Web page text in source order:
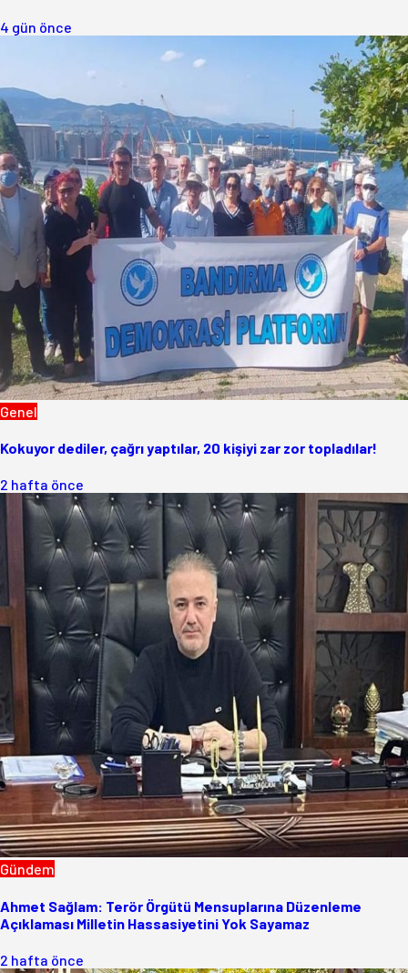
4 gün önce
Genel
Kokuyor dediler, çağrı yaptılar, 20 kişiyi zar zor topladılar!
2 hafta önce
Gündem
Ahmet Sağlam: Terör Örgütü Mensuplarına Düzenleme
Açıklaması Milletin Hassasiyetini Yok Sayamaz
2 hafta önce